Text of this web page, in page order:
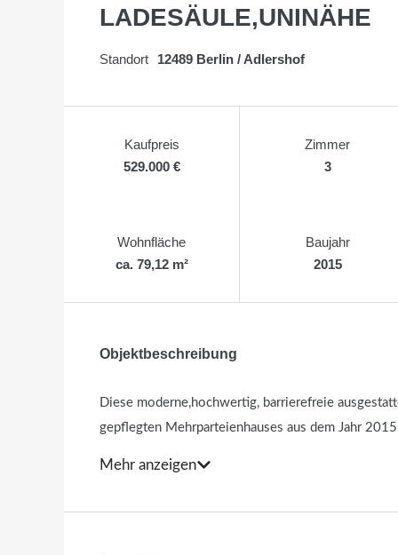
LADESÄULE,UNINÄHE
Standort 12489 Berlin / Adlershof
Kaufpreis
529.000 €
Zimmer
3
Wohnfläche
ca. 79,12 m²
Baujahr
2015
Objektbeschreibung
Diese moderne,hochwertig, barrierefreie
gepflegten Mehrparteienhauses aus dem Jahr
Mehr anzeigen